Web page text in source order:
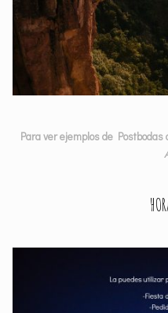
Para ver ejemplos de